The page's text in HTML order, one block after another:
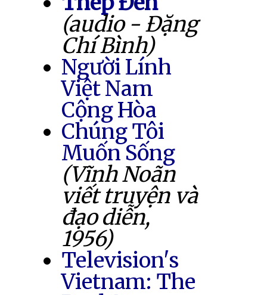
(audio - Đặng
Chí Bình)
Người Lính
Việt Nam
Cộng Hòa
Chúng Tôi
Muốn Sống
(Vĩnh Noãn
viết truyện và
đạo diễn,
1956)
Television's
Vietnam: The